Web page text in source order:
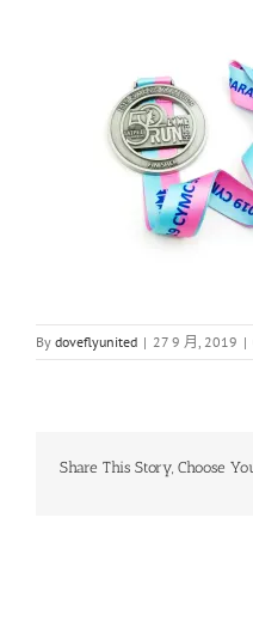
By doveflyunited | 27 9 月, 2019 |
Share This Story, Choose